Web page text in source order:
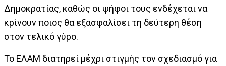
Δημοκρατίας, καθώς οι ψήφοι τους ενδέχεται να
κρίνουν ποιος θα εξασφαλίσει τη δεύτερη θέση
στον τελικό γύρο.
Το ΕΛΑΜ διατηρεί μέχρι στιγμής τον σχεδιασμό για